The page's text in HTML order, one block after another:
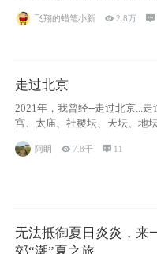
飞翔的蜡笔小新 2.8万 
走过北京
2021年，我曾经--走过北京...走
宫、太庙、社稷坛、天坛、地
阿眀 7.8千  11
无法抵御夏日炎炎，来